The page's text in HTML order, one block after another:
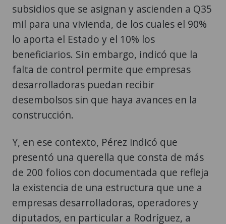
subsidios que se asignan y ascienden a Q35
mil para una vivienda, de los cuales el 90%
lo aporta el Estado y el 10% los
beneficiarios. Sin embargo, indicó que la
falta de control permite que empresas
desarrolladoras puedan recibir
desembolsos sin que haya avances en la
construcción.
Y, en ese contexto, Pérez indicó que
presentó una querella que consta de más
de 200 folios con documentada que refleja
la existencia de una estructura que une a
empresas desarrolladoras, operadores y
diputados, en particular a Rodríguez, a